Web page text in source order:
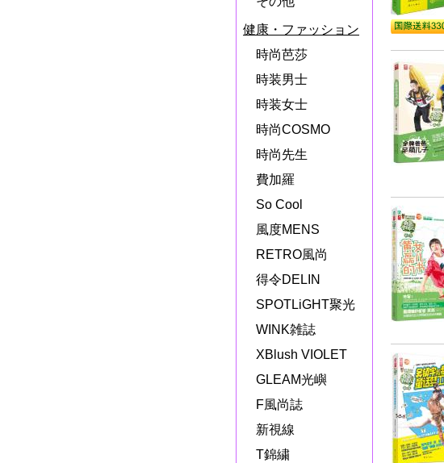
健康・ファッション
時尚芭莎
時装男士
時装女士
時尚COSMO
時尚先生
費加羅
So Cool
風度MENS
RETRO風尚
得令DELIN
SPOTLiGHT聚光
WINK雑誌
XBlush VIOLET
GLEAM光嶼
F風尚誌
新視線
T錦繍